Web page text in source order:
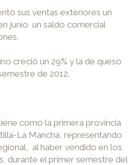
sus ventas exteriores un
junio un saldo comercial
creció un 29% y la de queso
de 2012.
como la primera provincia
La Mancha, representando
al haber vendido en los
durante el primer semestre del